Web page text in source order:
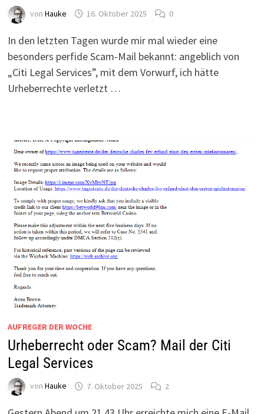
von Hauke 16. Oktober 2025 0
In den letzten Tagen wurde mir mal wieder eine
besonders perfide Scam-Mail bekannt: angeblich von
„Citi Legal Services”, mit dem Vorwurf, ich hätte
Urheberrechte verletzt …
AUFREGER DER WOCHE
Urheberrecht oder Scam? Mail der Citi
Legal Services
von Hauke 7. Oktober 2025 2